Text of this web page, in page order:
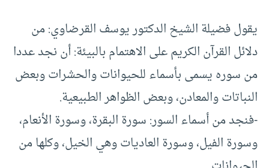
يقول فضيلة الشيخ الدكتور يوسف القرضاوي: من
دلائل القرآن الكريم على الاهتمام بالبيئة: أن نجد عددا
من سوره يسمى بأسماء للحيوانات والحشرات وبعض
النباتات والمعادن، وبعض الظواهر الطبيعية.
-فنجد من أسماء السور: سورة البقرة، وسورة الأنعام،
وسورة الفيل، وسورة العاديات وهي الخيل، وكلها من